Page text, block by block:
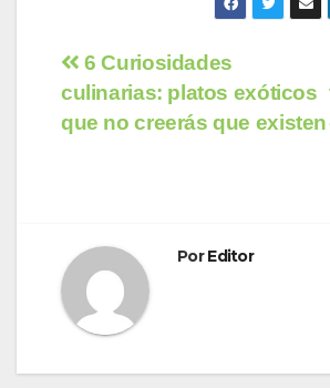
Navegación
de
6 Curiosidades
culinarias: platos exóticos
que no creerás que existen
PorEditor